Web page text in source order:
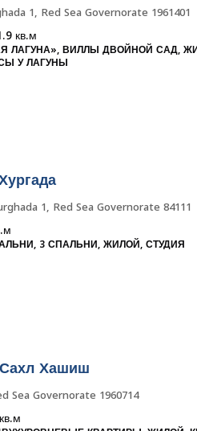
1, Red Sea Governorate 1961401
кв.м
ЛАГУНА», ВИЛЛЫ ДВОЙНОЙ САД,
У ЛАГУНЫ
1, Red Sea Governorate 84111
3 СПАЛЬНИ, ЖИЛОЙ, СТУДИЯ
Хашиш
Sea Governorate 1960714
кв.м